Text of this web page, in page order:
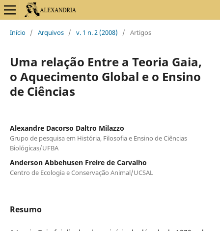
Início / Arquivos / v. 1 n. 2 (2008) / Artigos
Uma relação Entre a Teoria Gaia,
o Aquecimento Global e o Ensino
de Ciências
Alexandre Dacorso Daltro Milazzo
Grupo de pesquisa em História, Filosofia e Ensino de Ciências
Biológicas/UFBA
Anderson Abbehusen Freire de Carvalho
Centro de Ecologia e Conservação Animal/UCSAL
Resumo